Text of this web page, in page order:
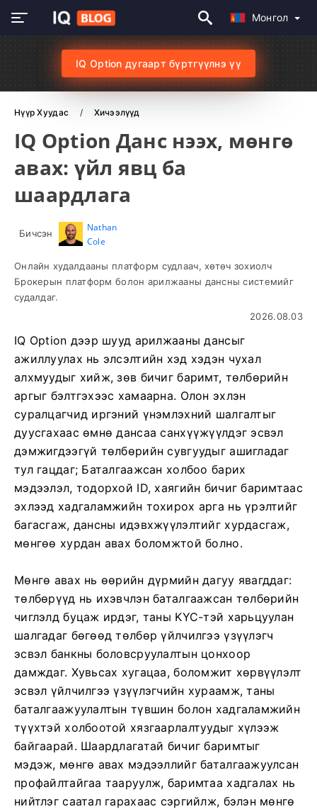
Монгол
IQ Option дугаарт бүртгүүлнэ үү
Нүүр Хуудас Хичээлүүд
IQ Option Данс нээх, мөнгө
авах: үйл явц ба
шаардлага
Бичсэн
Nathan
Cole
Онлайн худалдааны платформ судлаач, хөтөч зохиолч
Брокерын платформ болон арилжааны дансны системийг
судалдаг.
2026.08.03
IQ Option дээр шууд арилжааны дансыг
ажиллуулах нь элсэлтийн хэд хэдэн чухал
алхмуудыг хийж, зөв ​​бичиг баримт, төлбөрийн
аргыг бэлтгэхээс хамаарна. Олон эхлэн
суралцагчид иргэний үнэмлэхний шалгалтыг
дуусгахаас өмнө дансаа санхүүжүүлдэг эсвэл
дэмжигдээгүй төлбөрийн сувгуудыг ашигладаг
тул гацдаг; Баталгаажсан холбоо барих
мэдээлэл, тодорхой ID, хаягийн бичиг баримтаас
эхлээд хадгаламжийн тохирох арга нь үрэлтийг
багасгаж, дансны идэвхжүүлэлтийг хурдасгаж,
мөнгөө хурдан авах боломжтой болно.
Мөнгө авах нь өөрийн дүрмийн дагуу явагддаг:
төлбөрүүд нь ихэвчлэн баталгаажсан төлбөрийн
чиглэлд буцаж ирдэг, таны KYC-тэй харьцуулан
шалгадаг бөгөөд төлбөр үйлчилгээ үзүүлэгч
эсвэл банкны боловсруулалтын цонхоор
дамждаг. Хувьсах хугацаа, боломжит хөрвүүлэлт
эсвэл үйлчилгээ үзүүлэгчийн хураамж, таны
баталгаажуулалтын түвшин болон хадгаламжийн
түүхтэй холбоотой хязгаарлалтуудыг хүлээж
байгаарай. Шаардлагатай бичиг баримтыг
мэдэж, мөнгө авах мэдээллийг баталгаажуулсан
профайлтайгаа тааруулж, баримтаа хадгалах нь
нийтлэг саатал гарахаас сэргийлж, бэлэн мөнгө